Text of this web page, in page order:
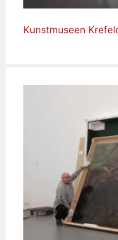
Kunstmuseen